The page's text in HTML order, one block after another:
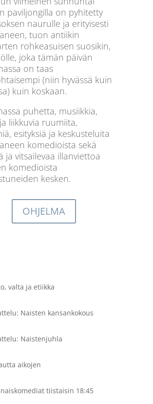
paviljongilla on pyhitetty
naurulle ja erityisesti
tuon antiikin
rohkeasuisen suosikin,
joka tämän päivän
on taas
(niin hyvässä kuin
kuin koskaan.
puhetta, musiikkia,
liikkuvia ruumiita,
esityksiä ja keskusteluita
komedioista sekä
ja vitsailevaa illanviettoa
komedioista
kesken.
OHJELMA
valta ja etiikka
Naisten kansankokous
Naistenjuhla
aikojen
tiistaisin 18:45